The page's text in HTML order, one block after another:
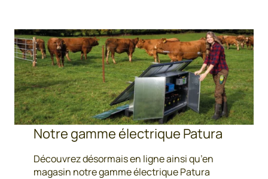
Notre gamme électrique Patura
Découvrez désormais en ligne ainsi qu’en
magasin notre gamme électrique Patura